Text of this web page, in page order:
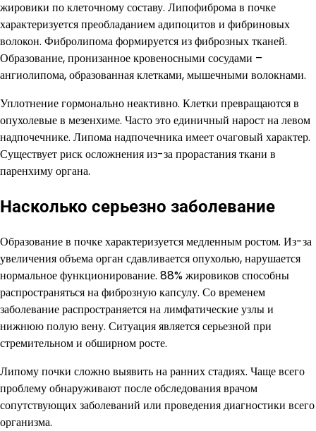
жировики по клеточному составу. Липофиброма в почке
характеризуется преобладанием адипоцитов и фибриновых
волокон. Фибролипома формируется из фиброзных тканей.
Образование, пронизанное кровеносными сосудами –
ангиолипома, образованная клетками, мышечными волокнами.
Уплотнение гормонально неактивно. Клетки превращаются в
опухолевые в мезенхиме. Часто это единичный нарост на левом
надпочечнике. Липома надпочечника имеет очаговый характер.
Существует риск осложнения из-за прорастания ткани в
паренхиму органа.
Насколько серьезно заболевание
Образование в почке характеризуется медленным ростом. Из-за
увеличения объема орган сдавливается опухолью, нарушается
нормальное функционирование. 88% жировиков способны
распространяться на фиброзную капсулу. Со временем
заболевание распространяется на лимфатические узлы и
нижнюю полую вену. Ситуация является серьезной при
стремительном и обширном росте.
Липому почки сложно выявить на ранних стадиях. Чаще всего
проблему обнаруживают после обследования врачом
сопутствующих заболеваний или проведения диагностики всего
организма.